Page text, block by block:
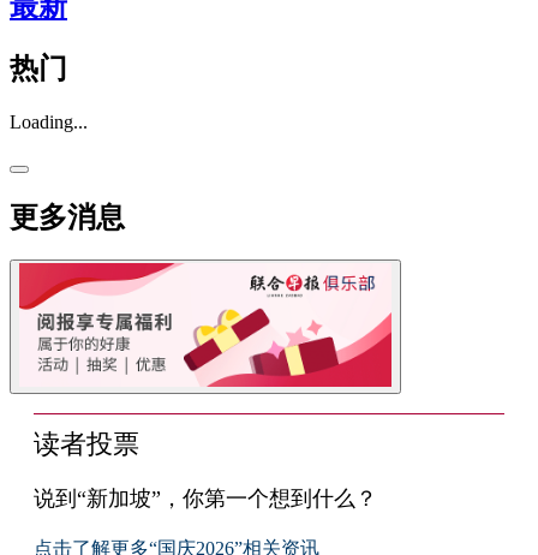
热门
Loading...
更多消息